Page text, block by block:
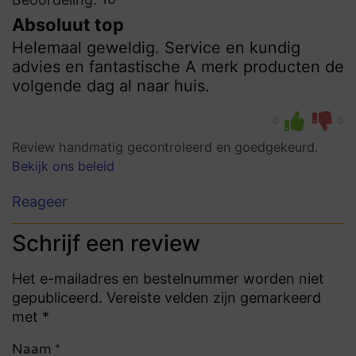
Absoluut top
Helemaal geweldig. Service en kundig
advies en fantastische A merk producten de
volgende dag al naar huis.
0 0
Review handmatig gecontroleerd en goedgekeurd.
Bekijk ons beleid
Reageer
Schrijf een review
Het e-mailadres en bestelnummer worden niet
gepubliceerd. Vereiste velden zijn gemarkeerd
met *
Naam *